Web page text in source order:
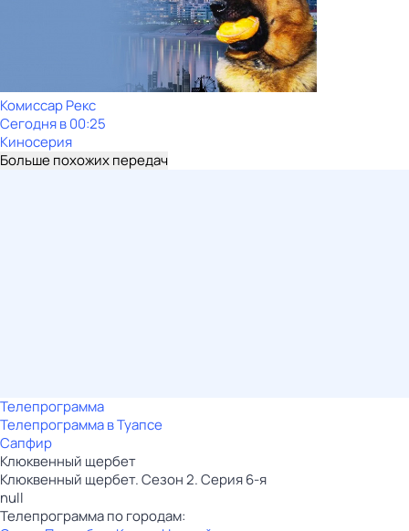
Комиссар Рекс
Сегодня в 00:25
Киносерия
Больше похожих передач
Телепрограмма
Телепрограмма в Туапсе
Сапфир
Клюквенный щербет
Клюквенный щербет. Сезон 2. Серия 6-я
null
Телепрограмма по городам: